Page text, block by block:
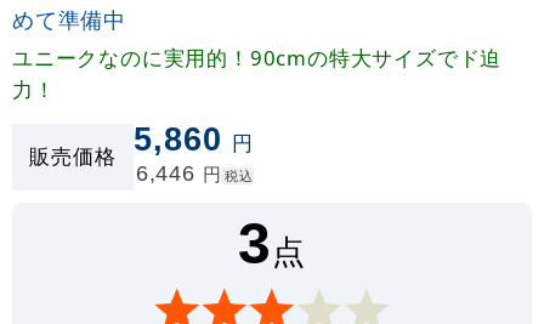
めて準備中
ユニークなのに実用的！90cmの特大サイズでド迫
力！
販売価格 5,860 円
6,446 円 税込
3点